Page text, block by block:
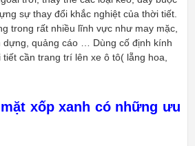
sự thay đổi khắc nghiệt của thời tiết.
trong rất nhiều lĩnh vực như may mặc,
dựng, quảng cáo … Dùng cố định kính
cần trang trí lên xe ô tô( lẵng hoa,
xốp xanh có những ưu